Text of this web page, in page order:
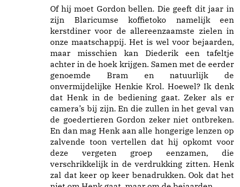
Of hij moet Gordon bellen. Die geeft dit jaar in
zijn Blaricumse koffietoko namelijk een
kerstdiner voor de allereenzaamste zielen in
onze maatschappij. Het is wel voor bejaarden,
maar misschien kan Diederik een tafeltje
achter in de hoek krijgen. Samen met de eerder
genoemde Bram en natuurlijk de
onvermijdelijke Henkie Krol. Hoewel? Ik denk
dat Henk in de bediening gaat. Zeker als er
camera’s bij zijn. En die zullen in het geval van
de goedertieren Gordon zeker niet ontbreken.
En dan mag Henk aan alle hongerige lenzen op
zalvende toon vertellen dat hij opkomt voor
deze vergeten groep eenzamen, die
verschrikkelijk in de verdrukking zitten. Henk
zal dat keer op keer benadrukken. Ook dat het